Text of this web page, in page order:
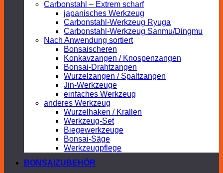
Carbonstahl – Extrem scharf
japanisches Werkzeug
Carbonstahl-Werkzeug Ryuga
Carbonstahl-Werkzeug Sanmu/Dingmu
Nach Anwendung sortiert
Bonsaischeren
Konkavzangen / Knospenzangen
Bonsai-Drahtzangen
Wurzelzangen / Spaltzangen
Jin-Werkzeuge
einfaches Werkzeug
anderes Werkzeug
Wurzelhaken / Krallen
Werkzeug-Set
Biegewerkzeuge
Bonsai-Säge
Werkzeugpflege
BONSAIZUBEHÖR